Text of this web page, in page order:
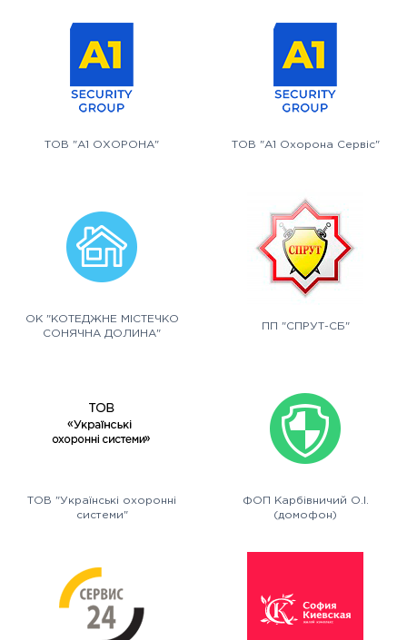
ТОВ "А1 ОХОРОНА" ТОВ "А1 Охорона Сервіс"
ОК "КОТЕДЖНЕ МІСТЕЧКО
СОНЯЧНА ДОЛИНА"
ПП "СПРУТ-СБ"
ТОВ "Українські охоронні
системи"
ФОП Карбівничий О.І.
(домофон)